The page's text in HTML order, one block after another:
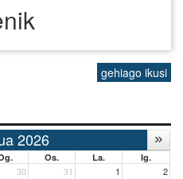
gehiago ikusi
2026
Os. La. Ig.
30 31 1 2